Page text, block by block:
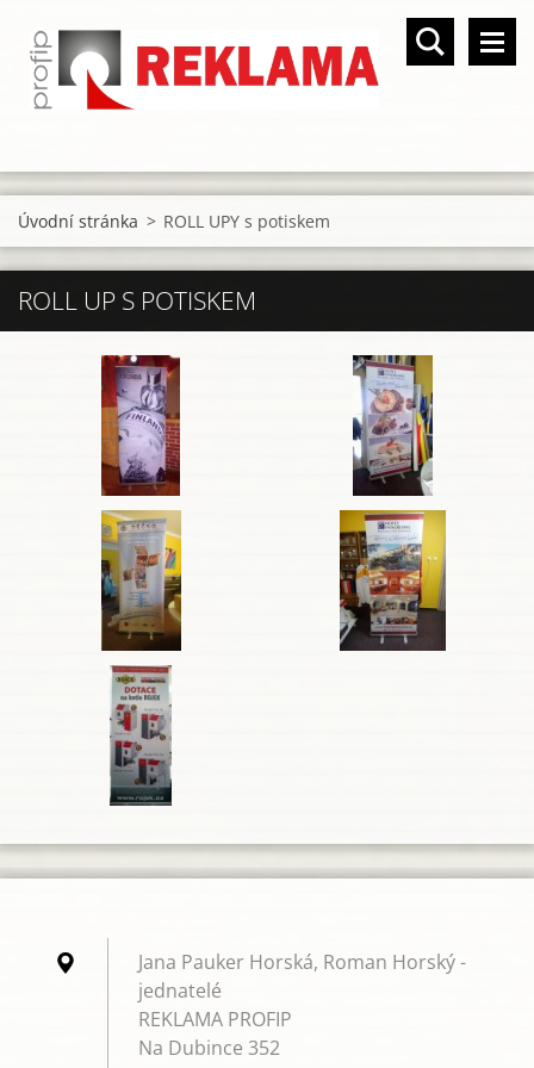
Úvodní stránka > ROLL UPY s potiskem
ROLL UP S POTISKEM
Jana Pauker Horská, Roman Horský -
jednatelé
REKLAMA PROFIP
Na Dubince 352